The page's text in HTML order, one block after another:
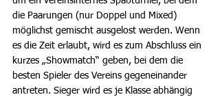
die Paarungen (nur Doppel und Mixed)
möglichst gemischt ausgelost werden. Wenn
es die Zeit erlaubt, wird es zum Abschluss ein
kurzes „Showmatch“ geben, bei dem die
besten Spieler des Vereins gegeneinander
antreten. Sieger wird es je Klasse abhängig